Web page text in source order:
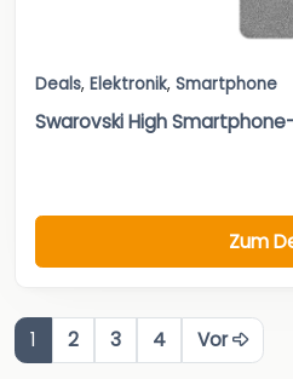
Deals, Elektronik, Smartphone
Swarovski High
Zum
1 2 3 4 Vor